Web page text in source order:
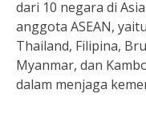
dari 10 negara di
anggota ASEAN,
Thailand, Filipina,
Myanmar, dan
dalam menjaga